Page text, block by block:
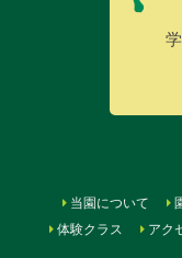
当園について
体験クラス
アク